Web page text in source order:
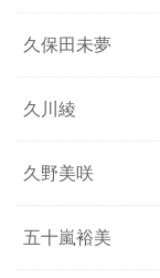
久保田未夢
久川綾
久野美咲
五十嵐裕美